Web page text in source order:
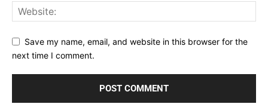
Save my name, email, and website in this browser for the
next time I comment.